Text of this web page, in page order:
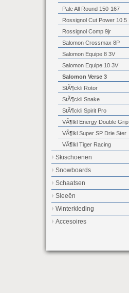
Pale All Round 150-167
Rossignol Cut Power 10.5
Rossignol Comp 9jr
Salomon Crossmax 8P
Salomon Equipe 8 3V
Salomon Equipe 10 3V
Salomon Verse 3
StÃ¶ckli Rotor
StÃ¶ckli Snake
StÃ¶ckli Spirit Pro
VÃ¶lkl Energy Double Grip
VÃ¶lkl Super SP Drie Ster
VÃ¶lkl Tiger Racing
Skischoenen
Snowboards
Schaatsen
Sleeën
Winterkleding
Accesoires